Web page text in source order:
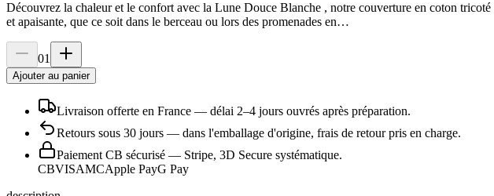
Découvrez la chaleur et le confort avec la Lune Douce Blanche , notre couverture en coton
et apaisante, que ce soit dans le berceau ou lors des promenades en…
01
Ajouter au panier
Livraison offerte en France — délai 2–4 jours ouvrés après préparation.
Retours sous 30 jours — dans l'emballage d'origine, frais de retour pris en charge.
Paiement CB sécurisé — Stripe, 3D Secure systématique.
CBVISAMCApple PayG Pay